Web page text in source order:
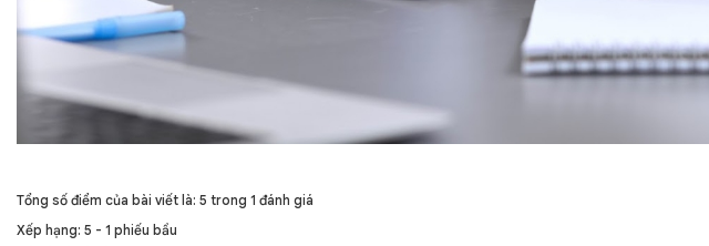
Tổng số điểm của bài viết là: 5 trong 1 đánh giá
Xếp hạng: 5 - 1 phiếu bầu